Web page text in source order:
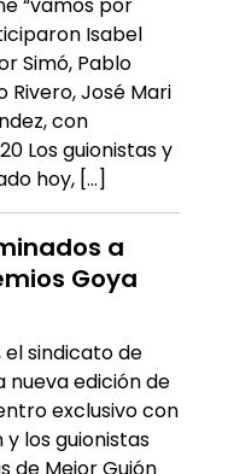
Isabel
Simó, Pablo
Rivero, José Mari
con
Los guionistas y
hoy, […]
a
Goya
el sindicato de
nueva edición de
exclusivo con
los guionistas
de Mejor Guión